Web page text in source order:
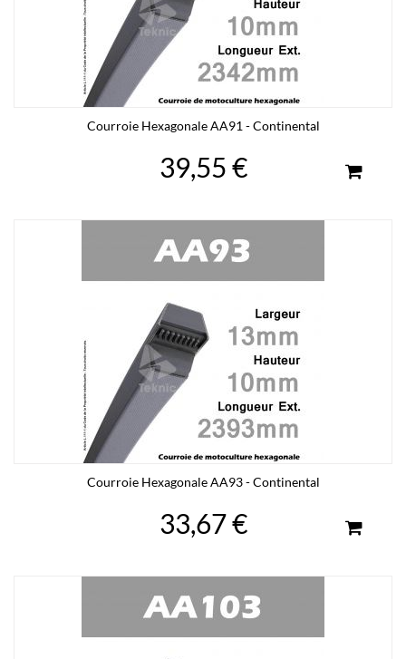
Courroie Hexagonale AA91 - Continental
39,55 €
Courroie Hexagonale AA93 - Continental
33,67 €